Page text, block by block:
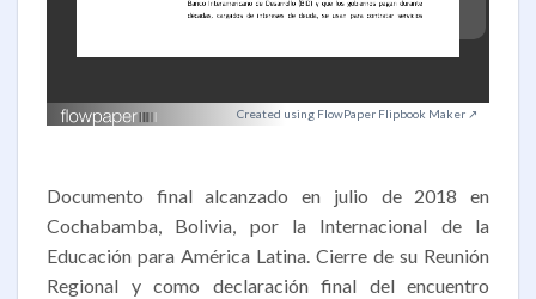
Created using FlowPaper Flipbook Maker ↗
Documento final alcanzado en julio de 2018 en
Cochabamba, Bolivia, por la Internacional de la
Educación para América Latina. Cierre de su Reunión
Regional y como declaración final del encuentro